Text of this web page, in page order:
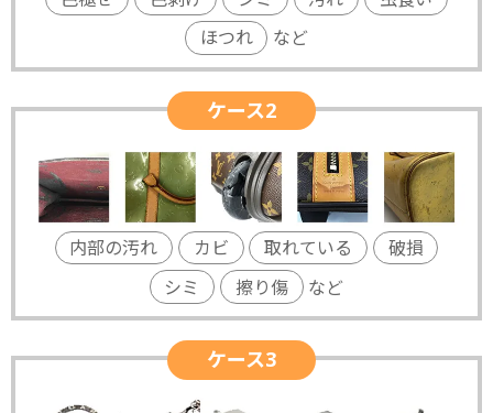
ほつれ
など
ケース2
内部の汚れ カビ 取れている
破損
シミ
擦り傷 など
ケース3